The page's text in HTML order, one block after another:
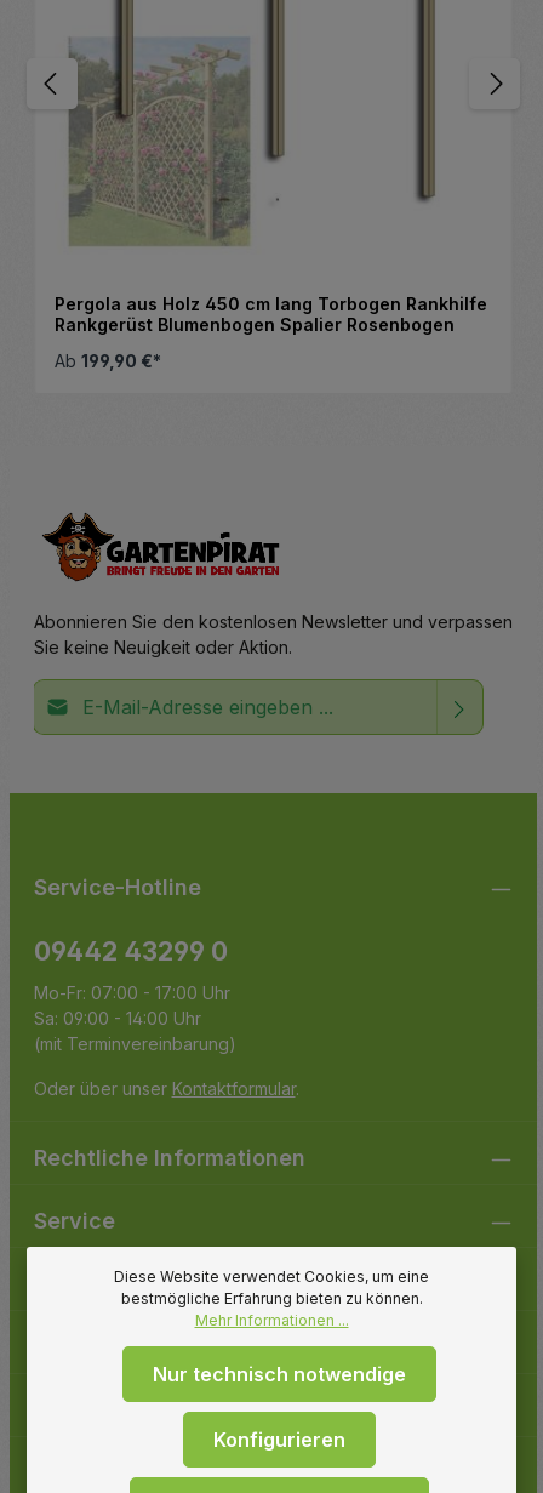
Pergola aus Holz 450 cm lang Torbogen Rankhilfe
Rankgerüst Blumenbogen Spalier Rosenbogen
Ab 199,90 €*
Abonnieren Sie den kostenlosen Newsletter und verpassen
Sie keine Neuigkeit oder Aktion.
E-Mail-Adresse*
Service-Hotline
09442 43299 0
Mo-Fr: 07:00 - 17:00 Uhr
Sa: 09:00 - 14:00 Uhr
(mit Terminvereinbarung)
Oder über unser Kontaktformular.
Rechtliche Informationen
Service
Gartenpirat
Folge uns
Zahlungsarten
Diese Website verwendet Cookies, um eine
bestmögliche Erfahrung bieten zu können.
Mehr Informationen ...
Nur technisch notwendige
Konfigurieren